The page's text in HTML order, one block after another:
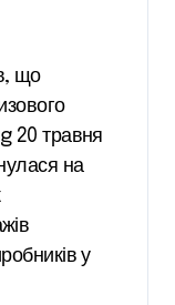
що
20 травня
на
у